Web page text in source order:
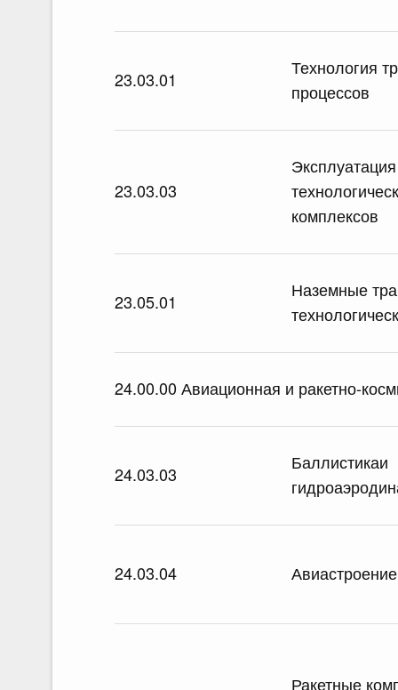
23.03.01
Технология
процессов
23.03.03
комплексов
23.05.01
Наземные
24.00.00 Авиационная и ракетно-
24.03.03
Баллистикаи
24.03.04 Авиастроение
Ракетные